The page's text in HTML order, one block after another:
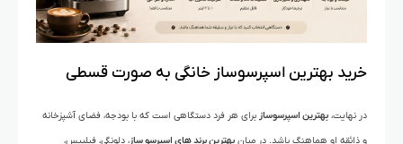
خرید بهترین اسپرسوساز خانگی به صورت قسطی
در نهایت، بهترین اسپرسوساز برای هر فرد دستگاهی است که با بودجه، فضای آشپزخانه
و ذائقه او هماهنگ باشد. در میان بهترین برند های اسپرسو ساز، دلونگی، فیلیپس،